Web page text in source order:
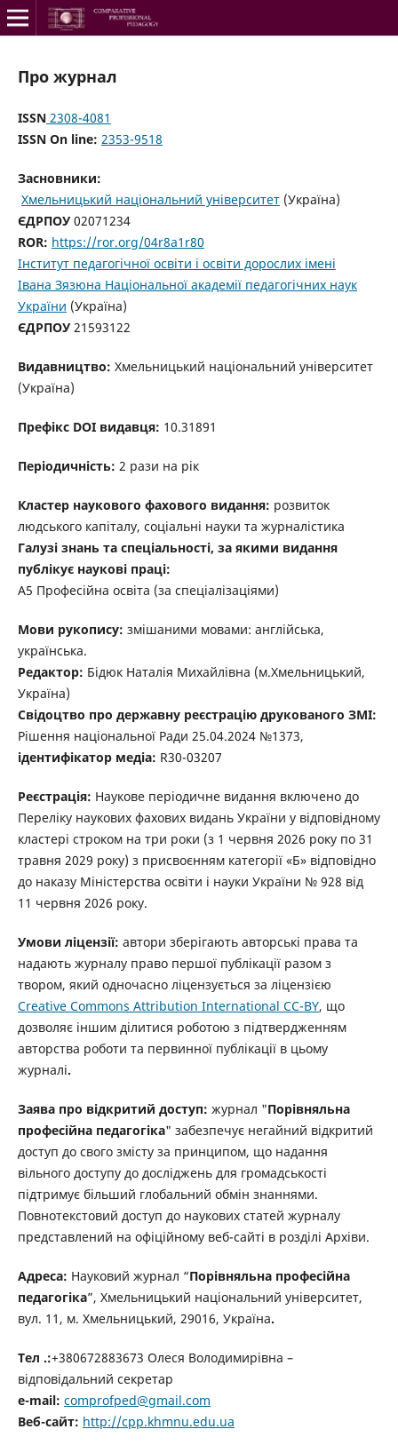
Про журнал
ISSN2308-4081
ISSN On line: 2353-9518
Засновники:
Хмельницький національний університет(Україна)
ЄДРПОУ 02071234
ROR: https://ror.org/04r8a1r80
Інститут педагогічної освіти і освіти дорослих імені
Івана Зязюна Національної академії педагогічних наук
України (Україна)
ЄДРПОУ 21593122
Видавництво: Хмельницький національний університет
(Україна)
Префікс DOI видавця: 10.31891
Періодичність: 2 рази на рік
Кластер наукового фахового видання: розвиток
людського капіталу, соціальні науки та журналістика
Галузі знань та спеціальності, за якими видання
публікує наукові праці:
А5 Професійна освіта (за спеціалізаціями)
Мови рукопису: змішаними мовами: англійська,
українська.
Редактор: Бідюк Наталія Михайлівна (м.Хмельницький,
Україна)
Свідоцтво про державну реєстрацію друкованого ЗМІ:
Рішення національної Ради 25.04.2024 №1373,
ідентифікатор медіа: R30-03207
Реєстрація: Наукове періодичне видання включено до
Переліку наукових фахових видань України у відповідному
кластері строком на три роки (з 1 червня 2026 року по 31
травня 2029 року) з присвоєнням категорії «Б» відповідно
до наказу Міністерства освіти і науки України № 928 від
11 червня 2026 року.
Умови ліцензії: автори зберігають авторські права та
надають журналу право першої публікації разом з
твором, який одночасно ліцензується за ліцензією
Creative Commons Attribution International CC-BY, що
дозволяє іншим ділитися роботою з підтвердженням
авторства роботи та первинної публікації в цьому
журналі.
Заява про відкритий доступ: журнал "Порівняльна
професійна педагогіка" забезпечує негайний відкритий
доступ до свого змісту за принципом, що надання
вільного доступу до досліджень для громадськості
підтримує більший глобальний обмін знаннями.
Повнотекстовий доступ до наукових статей журналу
представлений на офіційному веб-сайті в розділі Архіви.
Адреса: Науковий журнал “Порівняльна професійна
педагогіка”, Хмельницький національний університет,
вул. 11, м. Хмельницький, 29016, Україна.
Тел .:+380672883673 Олеся Володимирівна –
відповідальний секретар
e-mail: comprofped@gmail.com
Веб-сайт: http://cpp.khmnu.edu.ua